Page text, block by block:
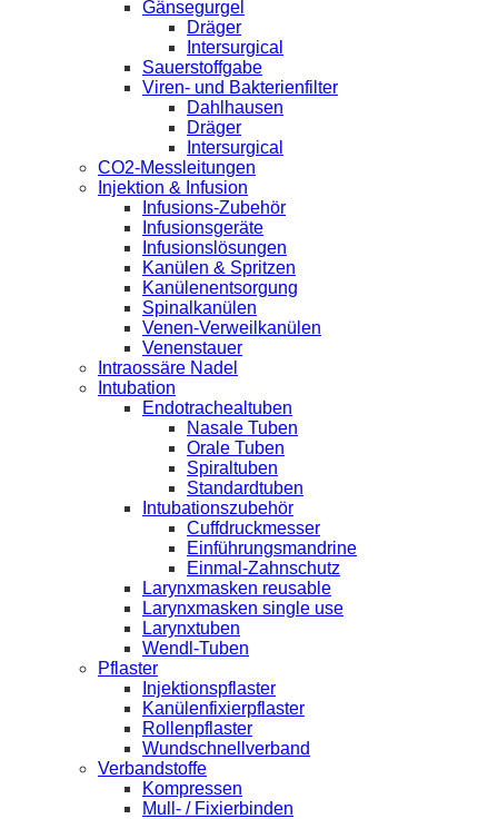
Gänsegurgel
Dräger
Intersurgical
Sauerstoffgabe
Viren- und Bakterienfilter
Dahlhausen
Dräger
Intersurgical
CO2-Messleitungen
Injektion & Infusion
Infusions-Zubehör
Infusionsgeräte
Infusionslösungen
Kanülen & Spritzen
Kanülenentsorgung
Spinalkanülen
Venen-Verweilkanülen
Venenstauer
Intraossäre Nadel
Intubation
Endotrachealtuben
Nasale Tuben
Orale Tuben
Spiraltuben
Standardtuben
Intubationszubehör
Cuffdruckmesser
Einführungsmandrine
Einmal-Zahnschutz
Larynxmasken reusable
Larynxmasken single use
Larynxtuben
Wendl-Tuben
Pflaster
Injektionspflaster
Kanülenfixierpflaster
Rollenpflaster
Wundschnellverband
Verbandstoffe
Kompressen
Mull- / Fixierbinden